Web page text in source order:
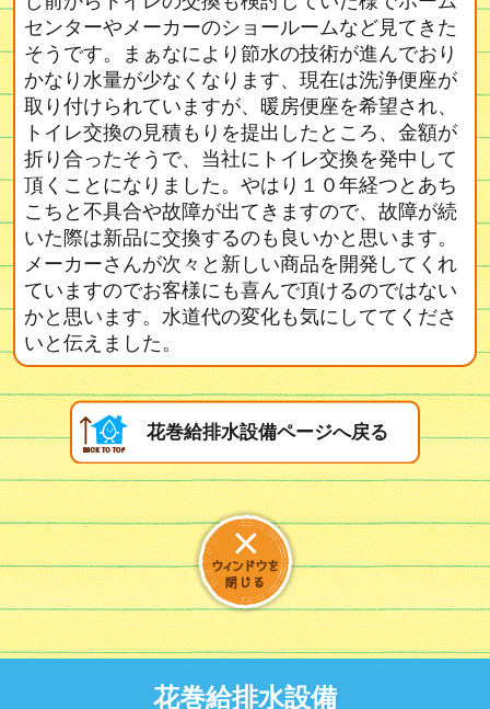
センターやメーカーのショールームなど見てきた
そうです。まぁなにより節水の技術が進んでおり
かなり水量が少なくなります、現在は洗浄便座が
取り付けられていますが、暖房便座を希望され、
トイレ交換の見積もりを提出したところ、金額が
折り合ったそうで、当社にトイレ交換を発中して
頂くことになりました。やはり１０年経つとあち
こちと不具合や故障が出てきますので、故障が続
いた際は新品に交換するのも良いかと思います。
メーカーさんが次々と新しい商品を開発してくれ
ていますのでお客様にも喜んで頂けるのではない
かと思います。水道代の変化も気にしててくださ
いと伝えました。
花巻給排水設備ページへ戻る
花巻給排水設備